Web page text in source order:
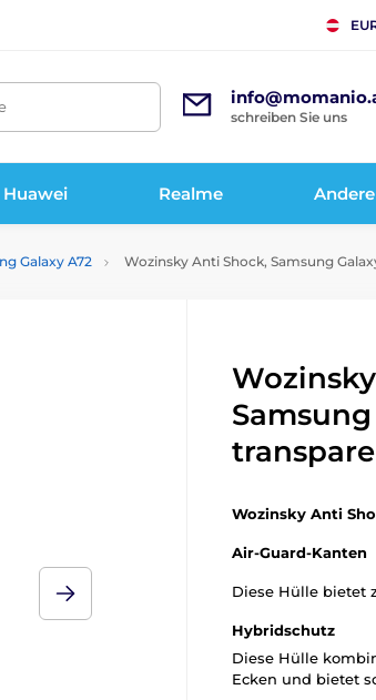
schreiben Sie uns
Huawei Realme
Galaxy A72 Wozinsky Anti Shock, Samsung
Samsung
Wozinsky Anti
Air-Guard-Kanten
Diese Hülle bietet
Hybridschutz
Diese Hülle
Ecken und bietet